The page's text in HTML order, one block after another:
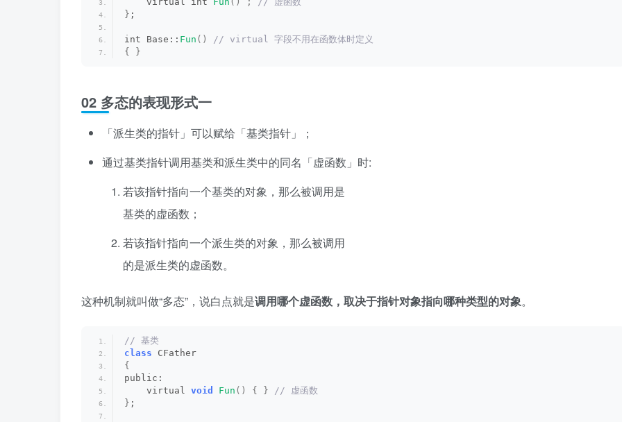
} ;
int Base:: Fun ()
// virtual 字段不用在函数体时定义
{
}
02 多态的表现形式一
「派生类的指针」可以赋给「基类指针」；
通过基类指针调用基类和派生类中的同名「虚函数」时:
若该指针指向一个基类的对象，那么被调用是
基类的虚函数；
若该指针指向一个派生类的对象，那么被调用
的是派生类的虚函数。
这种机制就叫做“多态”，说白点就是调用哪个虚函数，取决于指针对象指向哪种类型的对象。
// 基类
class CFather
{
public:
    virtual
void Fun () { } // 虚函数
} ;